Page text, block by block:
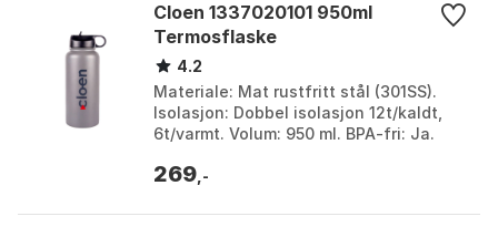
Cloen 1337020101 950ml
Termosflaske
4.2
Materiale: Mat rustfritt stål (301SS).
Isolasjon: Dobbel isolasjon 12t/kaldt,
6t/varmt. Volum: 950 ml. BPA-fri: Ja.
269 ,-